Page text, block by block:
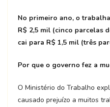
No primeiro ano, o
R$ 2,5 mil (cinco parcelas
cai para R$ 1,5 mil (três
Por que o governo fez a
O Ministério do Trabalho
causado prejuízo a muitos